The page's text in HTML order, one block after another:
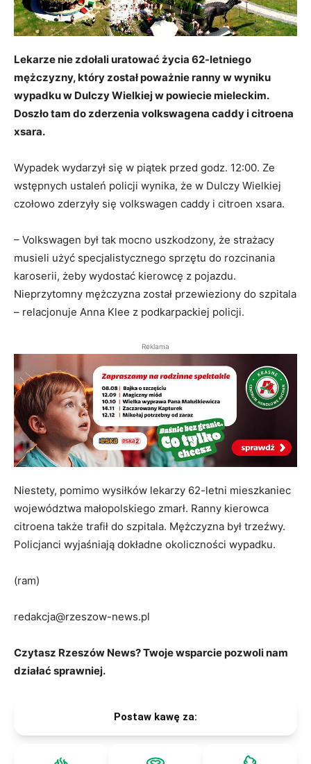
Lekarze nie zdołali uratować życia 62-letniego
mężczyzny, który został poważnie ranny w wyniku
wypadku w Dulczy Wielkiej w powiecie mieleckim.
Doszło tam do zderzenia volkswagena caddy i citroena
xsara.
Wypadek wydarzył się w piątek przed godz. 12:00. Ze
wstępnych ustaleń policji wynika, że w Dulczy Wielkiej
czołowo zderzyły się volkswagen caddy i citroen xsara.
– Volkswagen był tak mocno uszkodzony, że strażacy
musieli użyć specjalistycznego sprzętu do rozcinania
karoserii, żeby wydostać kierowcę z pojazdu.
Nieprzytomny mężczyzna został przewieziony do szpitala
– relacjonuje Anna Klee z podkarpackiej policji.
Reklama
Niestety, pomimo wysiłków lekarzy 62-letni mieszkaniec
województwa małopolskiego zmarł. Ranny kierowca
citroena także trafił do szpitala. Mężczyzna był trzeźwy.
Policjanci wyjaśniają dokładne okoliczności wypadku.
(ram)
redakcja@rzeszow-news.pl
Czytasz Rzeszów News? Twoje wsparcie pozwoli nam
działać sprawniej.
Postaw kawę za: